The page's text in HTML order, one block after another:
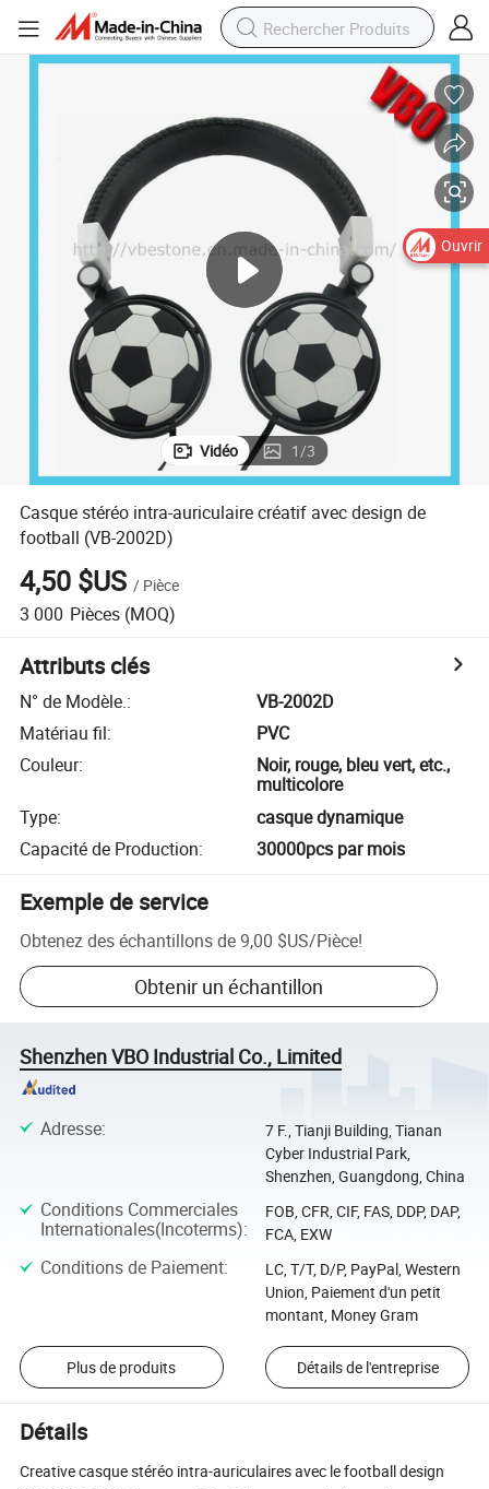
Vidéo 1/3
Casque stéréo intra-auriculaire créatif avec design de
football (VB-2002D)
4,50 $US / Pièce
3 000 Pièces (MOQ)
Attributs clés
N° de Modèle.:
VB-2002D
Matériau fil:
PVC
Couleur:
Noir, rouge, bleu vert, etc.,
multicolore
Type:
casque dynamique
Capacité de Production: 30000pcs par mois
Exemple de service
Obtenez des échantillons de9,00 $US/Pièce!
Obtenir un échantillon
Shenzhen VBO Industrial Co., Limited
Adresse:
7 F., Tianji Building, Tianan
Cyber Industrial Park,
Shenzhen, Guangdong, China
Conditions Commerciales
Internationales(Incoterms):
FOB, CFR, CIF, FAS, DDP, DAP,
FCA, EXW
Conditions de Paiement:
LC, T/T, D/P, PayPal, Western
Union, Paiement d'un petit
montant, Money Gram
Plus de produits Détails de l'entreprise
Détails
Creative casque stéréo intra-auriculaires avec le football design
Ouvrir